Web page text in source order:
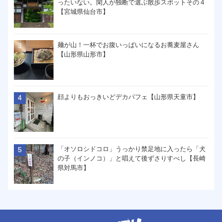
ったいない。閑人が独断で選ぶ散歩スポットその４
【宮城県仙台市】
麺が山！一杯でお腹いっぱいになるお蕎麦屋さん
【山形県山形市】
顔よりもおっきいどデカパフェ【山形県天童市】
「オソロシドコロ」うっかり禁足地に入ったら「犬
の子（インノコ）」と唱えて後ずさりすべし【長崎
県対馬市】